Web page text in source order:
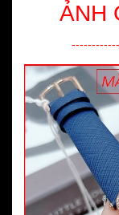
ẢNH